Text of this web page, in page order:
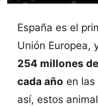
España es el
Unión Europea,
254 millones
cada año en
así, estos